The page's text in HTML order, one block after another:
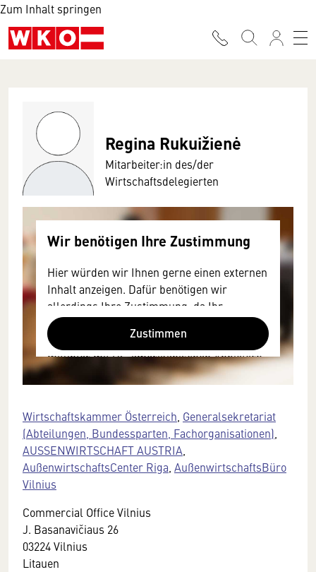
Zum Inhalt springen
Regina Rukuižienė
Mitarbeiter:in des/der
Wirtschaftsdelegierten
Wir benötigen Ihre Zustimmung
Hier würden wir Ihnen gerne einen externen
Inhalt anzeigen. Dafür benötigen wir
allerdings Ihre Zustimmung, da Ihr
Browser personenbezogene technische
Daten zu Geräten und Nutzerverhalten
mitunter mit US-amerikanischen Anbietern
austauscht.
Datenschutzrecht angemessenen
Schutzniveau und insbesondere kann die
US-amerikanische Regierung Zugang zu
diesen Daten erlangen.
Details finden Sie in unserer
Datenschutzerklärung. Sie können diese
Einstellungen jederzeit in den Cookie-
Einstellungen im Footer unserer Webseite
Zustimmen
Wirtschaftskammer Österreich Generalsekretariat
(Abteilungen, Bundessparten, Fachorganisationen)
AUSSENWIRTSCHAFT AUSTRIA
AußenwirtschaftsCenter Riga AußenwirtschaftsBüro
Vilnius
Commercial Office Vilnius
J. Basanavičiaus 26
03224 Vilnius
Litauen